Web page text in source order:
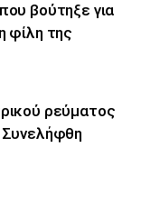
βούτηξε για
φίλη της
ρεύματος